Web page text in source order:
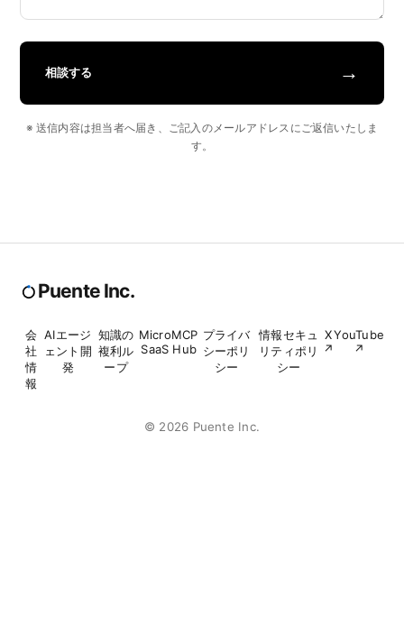
相談する →
※ 送信内容は担当者へ届き、ご記入のメールアドレスにご返信いたしま
す。
Puente Inc.
会
社
情
報
AIエージ
ェント開
発
知識の
複利ル
ープ
Micro
SaaS
MCP
Hub
プライバ
シーポリ
シー
情報セキュ
リティポリ
シー
X
↗
YouTube
↗
© 2026 Puente Inc.